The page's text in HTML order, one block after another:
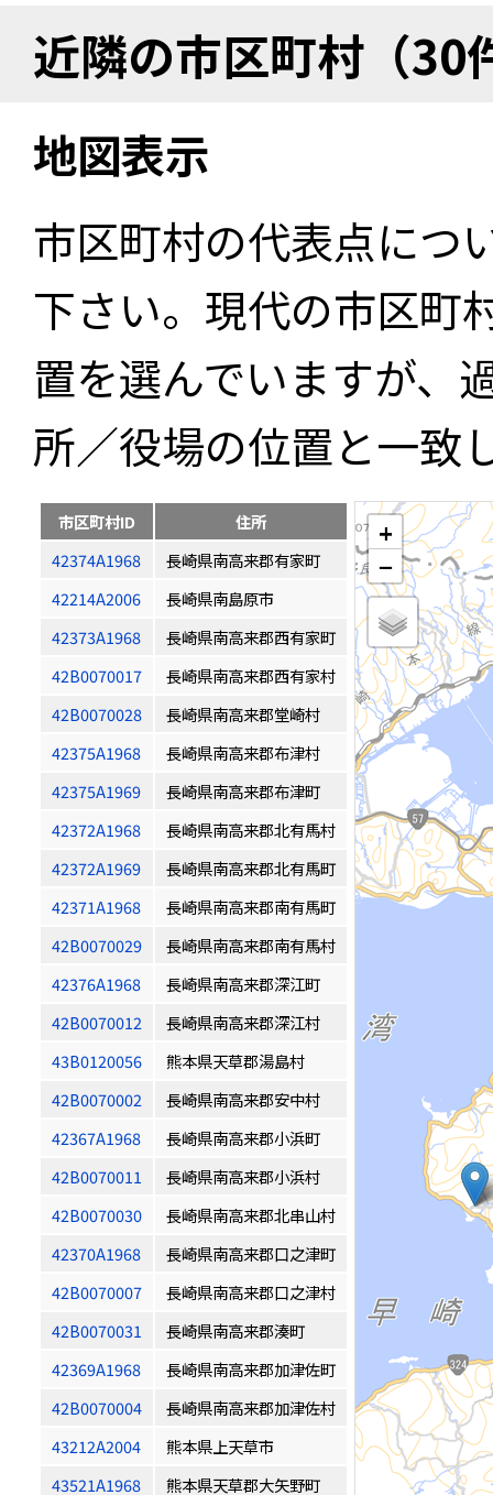
近隣の市区町村（30
地図表示
市区町村の代表点につ
下さい。現代の市区町
置を選んでいますが、
所／役場の位置と一致
市区町村ID
住所
42374A1968
長崎県南高来郡有家町
42214A2006
長崎県南島原市
42373A1968
長崎県南高来郡西有家町
42B0070017
長崎県南高来郡西有家村
42B0070028
長崎県南高来郡堂崎村
42375A1968
長崎県南高来郡布津村
42375A1969
長崎県南高来郡布津町
42372A1968
長崎県南高来郡北有馬村
42372A1969
長崎県南高来郡北有馬町
42371A1968
長崎県南高来郡南有馬町
42B0070029
長崎県南高来郡南有馬村
42376A1968
長崎県南高来郡深江町
42B0070012
長崎県南高来郡深江村
43B0120056
熊本県天草郡湯島村
42B0070002
長崎県南高来郡安中村
42367A1968
長崎県南高来郡小浜町
42B0070011
長崎県南高来郡小浜村
42B0070030
長崎県南高来郡北串山村
42370A1968
長崎県南高来郡口之津町
42B0070007
長崎県南高来郡口之津村
42B0070031
長崎県南高来郡湊町
42369A1968
長崎県南高来郡加津佐町
42B0070004
長崎県南高来郡加津佐村
43212A2004
熊本県上天草市
43521A1968
熊本県天草郡大矢野町
+
−